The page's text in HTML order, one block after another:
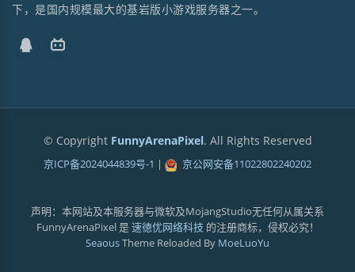
下，是国内规模最大的基岩版小游戏服务器之一。
© Copyright FunnyArenaPixel. All Rights Reserved
京ICP备2024044839号-1 | 京公网安备11022802240202
声明：本网站及本服务器与微软及MojangStudio无任何从属关系
FunnyArenaPixel 是速徳优网络科技 的注册商标，侵权必究！
SeaousTheme Reloaded By MoeLuoYu